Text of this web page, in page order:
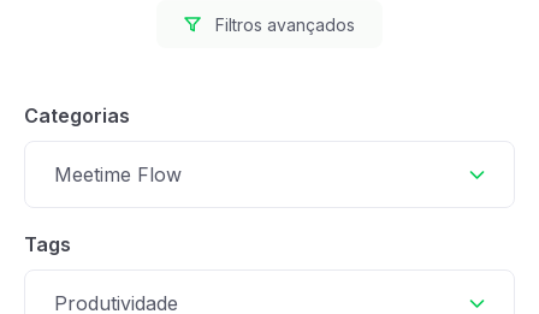
Filtros avançados
Categorias
Meetime Flow
Tags
Produtividade